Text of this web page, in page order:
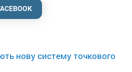
нову систему точкового